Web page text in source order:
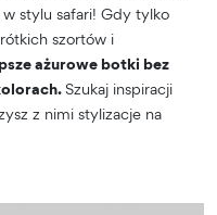
stylu safari! Gdy tylko
szortów i
ażurowe botki bez
Szukaj inspiracji
z nimi stylizacje na